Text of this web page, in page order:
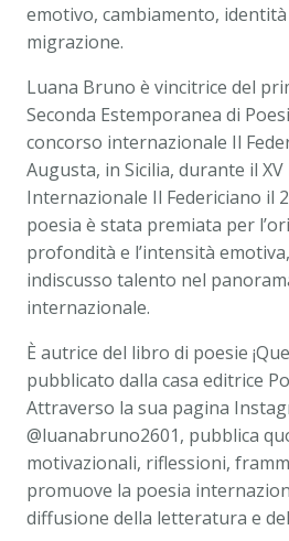
emotivo, cambiamento,
migrazione.
Luana Bruno è vincitrice del
Seconda Estemporanea di
concorso internazionale Il
Augusta, in Sicilia, durante il XV
Internazionale Il Federiciano il
poesia è stata premiata per
profondità e l’intensità
indiscusso talento nel
internazionale.
È autrice del libro di poesie
pubblicato dalla casa editrice
Attraverso la sua pagina
@luanabruno2601, pubblica
motivazionali, riflessioni,
promuove la poesia
diffusione della letteratura e